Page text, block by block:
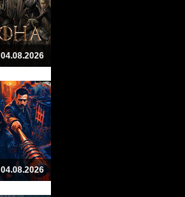
04.08.2026
04.08.2026